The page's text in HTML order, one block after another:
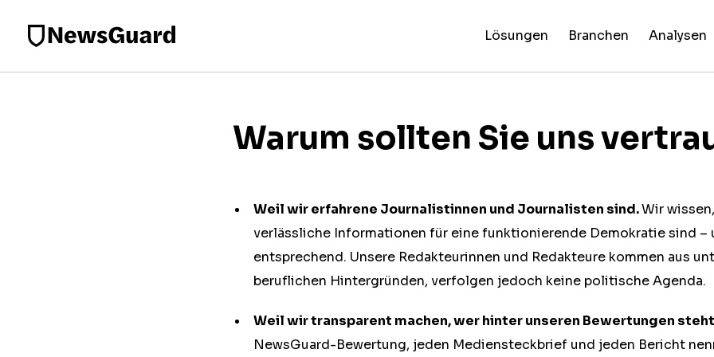
Lösungen Branchen
Alle
Analysen
Warum sollten Sie uns
Weil wir erfahrene Journalistinnen und Journalisten sind.Wir
verlässliche Informationen für eine funktionierende Demokratie sind –
entsprechend. Unsere Redakteurinnen und Redakteure kommen aus
beruflichen Hintergründen, verfolgen jedoch keine politische Agenda.
Weil wir transparent machen, wer hinter unseren Bewertungen
NewsGuard-Bewertung, jeden Mediensteckbrief und jeden Bericht